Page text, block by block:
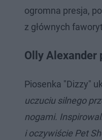
ogromna presja,
z głównych
Olly Alexander
Piosenka "Dizzy"
uczuciu silnego
nogami.
i oczywiście Pet